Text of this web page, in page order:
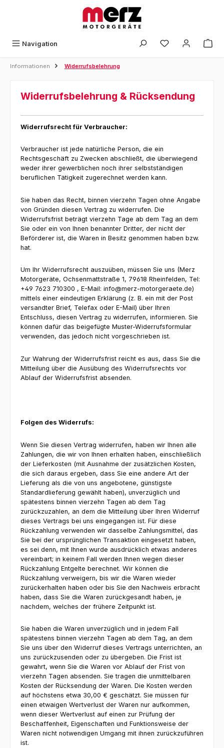
Navigation
Informationen Widerrufsbelehrung
Widerrufsbelehrung & Rücksendung
Widerrufsrecht für Verbraucher:
Verbraucher ist jede natürliche Person, die ein
Rechtsgeschäft zu Zwecken abschließt, die überwiegend
weder ihrer gewerblichen noch ihrer selbstständigen
beruflichen Tätigkeit zugerechnet werden kann.
Sie haben das Recht, binnen vierzehn Tagen ohne Angabe
von Gründen diesen Vertrag zu widerrufen. Die
Widerrufsfrist beträgt vierzehn Tage ab dem Tag an dem
Sie oder ein von Ihnen benannter Dritter, der nicht der
Beförderer ist, die Waren in Besitz genommen haben bzw.
hat.
Um Ihr Widerrufsrecht auszuüben, müssen Sie uns (Merz
Motorgeräte, Ochsenmattstraße 1, 79618 Rheinfelden, Tel:
+49 7623 710300 , E-Mail: info@merz-motorgeraete.de)
mittels einer eindeutigen Erklärung (z. B. ein mit der Post
versandter Brief, Telefax oder E-Mail) über Ihren
Entschluss, diesen Vertrag zu widerrufen, informieren. Sie
können dafür das beigefügte Muster-Widerrufsformular
verwenden, das jedoch nicht vorgeschrieben ist.
Zur Wahrung der Widerrufsfrist reicht es aus, dass Sie die
Mitteilung über die Ausübung des Widerrufsrechts vor
Ablauf der Widerrufsfrist absenden.
Folgen des Widerrufs:
Wenn Sie diesen Vertrag widerrufen, haben wir Ihnen alle
Zahlungen, die wir von Ihnen erhalten haben, einschließlich
der Lieferkosten (mit Ausnahme der zusätzlichen Kosten,
die sich daraus ergeben, dass Sie eine andere Art der
Lieferung als die von uns angebotene, günstigste
Standardlieferung gewählt haben), unverzüglich und
spätestens binnen vierzehn Tagen ab dem Tag
zurückzuzahlen, an dem die Mitteilung über Ihren Widerruf
dieses Vertrags bei uns eingegangen ist. Für diese
Rückzahlung verwenden wir dasselbe Zahlungsmittel, das
Sie bei der ursprünglichen Transaktion eingesetzt haben,
es sei denn, mit Ihnen wurde ausdrücklich etwas anderes
vereinbart; in keinem Fall werden Ihnen wegen dieser
Rückzahlung Entgelte berechnet. Wir können die
Rückzahlung verweigern, bis wir die Waren wieder
zurückerhalten haben oder bis Sie den Nachweis erbracht
haben, dass Sie die Waren zurückgesandt haben, je
nachdem, welches der frühere Zeitpunkt ist.
Sie haben die Waren unverzüglich und in jedem Fall
spätestens binnen vierzehn Tagen ab dem Tag, an dem
Sie uns über den Widerruf dieses Vertrags unterrichten, an
uns zurückzusenden oder zu übergeben. Die Frist ist
gewahrt, wenn Sie die Waren vor Ablauf der Frist von
vierzehn Tagen absenden. Sie tragen die unmittelbaren
Kosten der Rücksendung der Waren. Die Kosten werden
auf höchstens etwa 30,00 € geschätzt. Sie müssen für
einen etwaigen Wertverlust der Waren nur aufkommen,
wenn dieser Wertverlust auf einen zur Prüfung der
Beschaffenheit, Eigenschaften und Funktionsweise der
Waren nicht notwendigen Umgang mit ihnen zurückzuführen
ist.